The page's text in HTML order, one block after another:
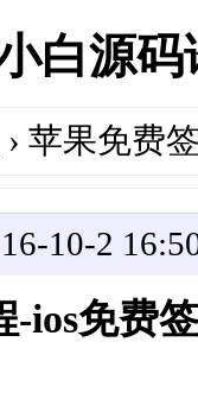
白源
› 苹果免费
10-2
-ios免费